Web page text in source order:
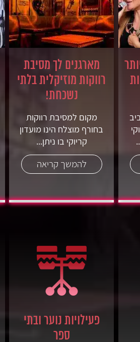
מארגנים לך מסיבת
רווקות מוזיקלית בלתי
נשכחת!
מקום למסיבת רווקות
בחורף מוצלח הינו מועדון
קריוקי בו ניתן...
להמשך קריאה
פעילויות נוער ובתי
ספר